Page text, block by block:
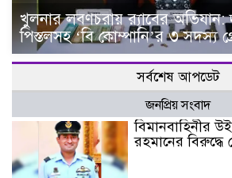
খুলনার লবণচরায় র‍্যাবের অভিযান:
পিস্তলসহ ‘বি কোম্পানি’র ৩ সদস্য
সর্বশেষ আপডেট
জনপ্রিয় সংবাদ
বিমানবাহিনীর
রহমানের বিরুদ্ধে